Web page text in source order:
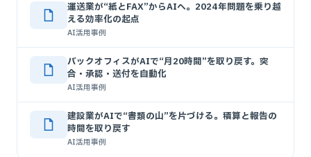
運送業が“紙とFAX”からAIへ。2024年問題を乗り越
える効率化の起点
AI活用事例
バックオフィスがAIで“月20時間”を取り戻す。突
合・承認・送付を自動化
AI活用事例
建設業がAIで“書類の山”を片づける。積算と報告の
時間を取り戻す
AI活用事例